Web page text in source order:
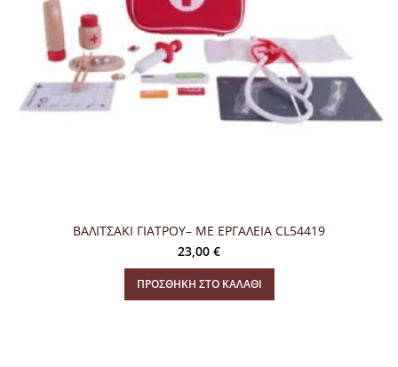
ΒΑΛΙΤΣΑΚΙ ΓΙΑΤΡΟΥ– ΜΕ ΕΡΓΑΛΕΙΑ CL54419
23,00 €
ΠΡΟΣΘΉΚΗ ΣΤΟ ΚΑΛΆΘΙ